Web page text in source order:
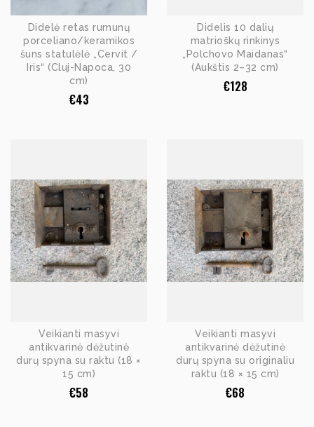
Didelė retas rumunų
porceliano/keramikos
šuns statulėlė „Cervit /
Iris“ (Cluj-Napoca, 30
cm)
€43
Didelis 10 dalių
matrioškų rinkinys
„Polchovo Maidanas“
(Aukštis 2–32 cm)
€128
Veikianti masyvi
antikvarinė dėžutinė
durų spyna su raktu (18 ×
15 cm)
€58
Veikianti masyvi
antikvarinė dėžutinė
durų spyna su originaliu
raktu (18 × 15 cm)
€68